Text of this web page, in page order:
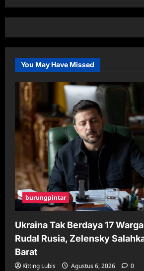
You May Have Missed
burungpintar
Ukraina Tak Berdaya 17
Rudal Rusia, Zelensky
Barat
Kitting Lubis Agustus 6, 2026 0